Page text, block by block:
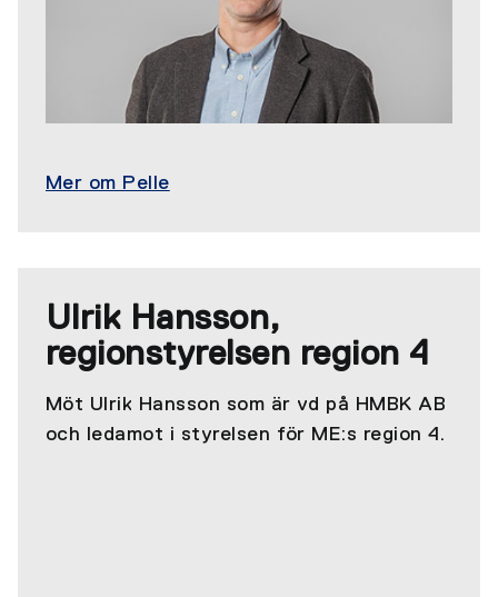
Mer om Pelle
Ulrik Hansson,
regionstyrelsen region 4
Möt Ulrik Hansson som är vd på HMBK AB
och ledamot i styrelsen för ME:s region 4.